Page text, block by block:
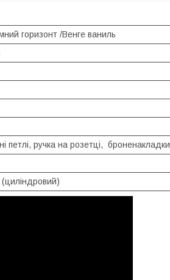
горизонт /Венге ваниль
петлі, ручка на розетці, броненакладки